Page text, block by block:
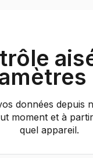
données depuis
moment et à
quel appareil.